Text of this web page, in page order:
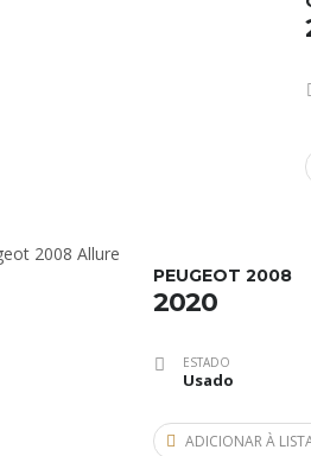
PEUGEOT 2008
2020
ESTADO
Usado
ADICIONAR À